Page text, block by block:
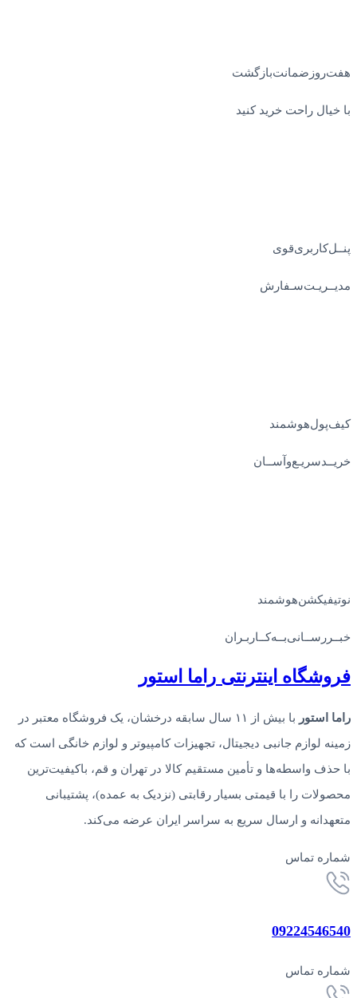
هفت‌روز‌ضمانت‌بازگشت
با خیال راحت خرید کنید
پنــل‌کاربری‌قوی
مدیــریـت‌سـفارش
کیف‌پول‌هوشمند
خریــد‌سریـع‌و‌آســان
نوتیفیکشن‌هوشمند
خبــررســانی‌بــه‌کــاربـران
فروشگاه‌ اینترنتی‌ راما استور
راما استور
با بیش از ۱۱ سال سابقه درخشان، یک فروشگاه معتبر در
زمینه لوازم جانبی دیجیتال، تجهیزات کامپیوتر و لوازم خانگی است که
با حذف واسطه‌ها و تأمین مستقیم کالا در تهران و قم، باکیفیت‌ترین
محصولات را با قیمتی بسیار رقابتی (نزدیک به عمده)، پشتیبانی
متعهدانه و ارسال سریع به سراسر ایران عرضه می‌کند.
شماره تماس
09224546540
شماره تماس